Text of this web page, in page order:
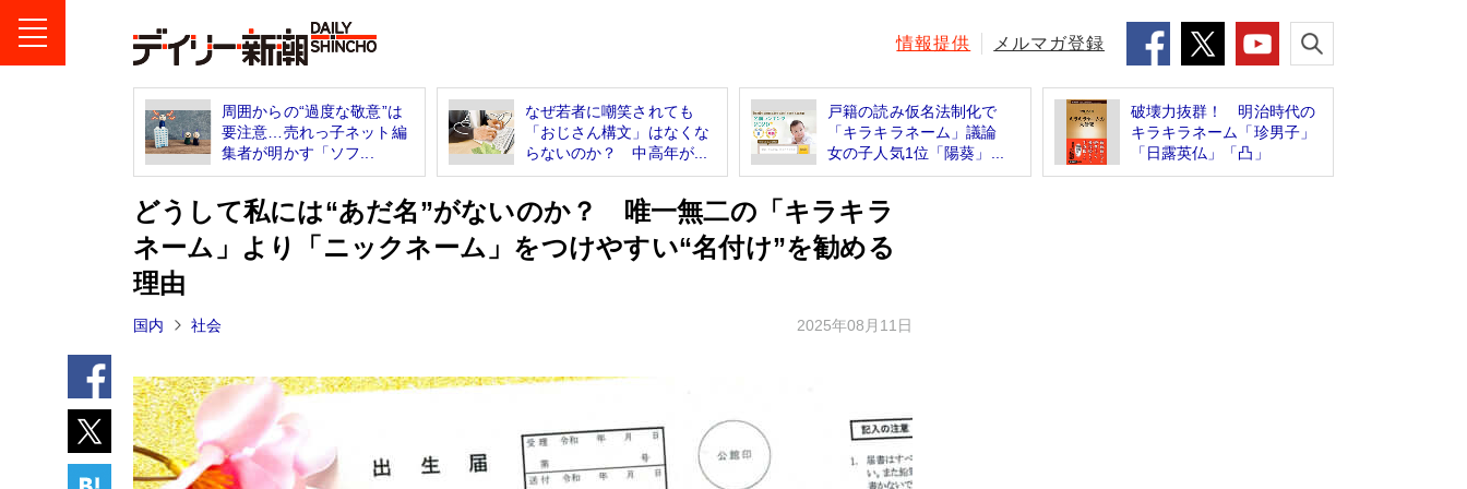
情報提供 メルマガ登録
周囲からの“過度な敬意”は
要注意…売れっ子ネット編
集者が明かす「ソフ...
なぜ若者に嘲笑されても
「おじさん構文」はなくな
らないのか？ 中高年が...
戸籍の読み仮名法制化で
「キラキラネーム」議論
女の子人気1位「陽葵」...
破壊力抜群！ 明治時代の
キラキラネーム「珍男子」
「日露英仏」「凸」
どうして私には“あだ名”がないのか？ 唯一無二の「キラキラ
ネーム」より「ニックネーム」をつけやすい“名付け”を勧める
理由
国内 社会 2025年08月11日